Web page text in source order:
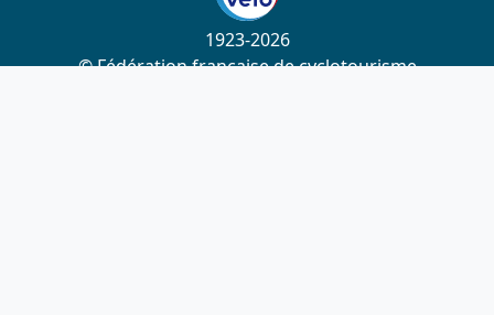
1923-2026
© Fédération française de cyclotourisme